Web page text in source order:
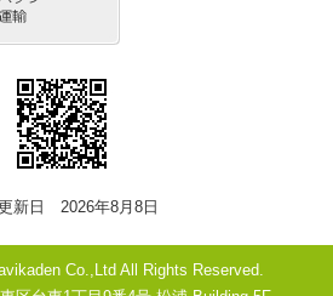
新日 2026年8月8日
Co.,Ltd All Rights Reserved.